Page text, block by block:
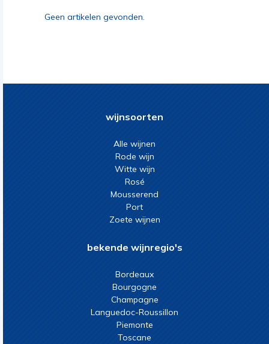
Geen artikelen gevonden.
wijnsoorten
Alle wijnen
Rode wijn
Witte wijn
Rosé
Mousserend
Port
Zoete wijnen
bekende wijnregio's
Bordeaux
Bourgogne
Champagne
Languedoc-Roussillon
Piemonte
Toscane